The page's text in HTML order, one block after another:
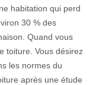
habitation qui perd
30 % des
Quand vous
toiture. Vous désirez
les normes du
après une étude